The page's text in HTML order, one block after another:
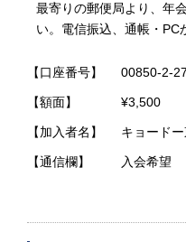
最寄りの郵便局より、年
い。電信振込、通帳・PC
【口座番号】 00850-2-
【額面】 ¥3,500
【加入者名】 キョード
【通信欄】 入会希望